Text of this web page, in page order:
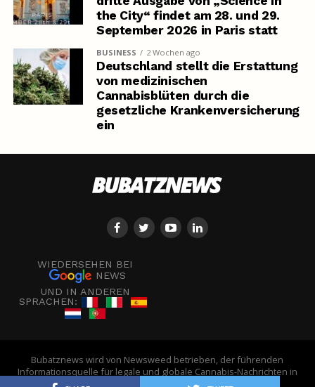
the City“ findet am 28. und 29.
September 2026 in Paris statt
BUSINESS 2 Wochen ago
Deutschland stellt die Erstattung
von medizinischen
Cannabisblüten durch die
gesetzliche Krankenversicherung
ein
WIEDERSEHEN BEI
NEWS
UND IN ANDEREN
SPRACHEN:
Bubatznews wird von Newsweed betrieben, der führenden
Informationsquelle für legale und globale Cannabis-Nachrichten in
Europa. - © Newsweed